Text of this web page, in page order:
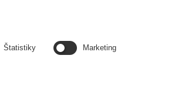
závitnicové a kužeľové prevody v
Štatistiky Marketing